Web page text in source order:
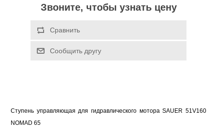
Звоните, чтобы узнать цену
Ступень управляющая для гидравлического мотора SAUER 51V160
NOMAD 65